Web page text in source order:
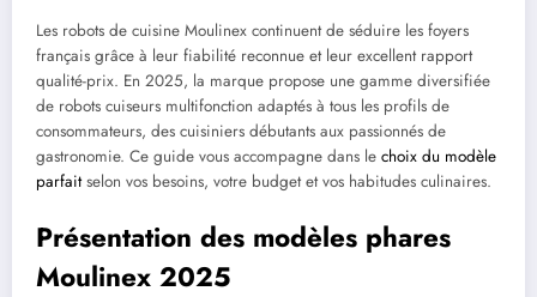
Les robots de cuisine Moulinex continuent de séduire les foyers
français grâce à leur fiabilité reconnue et leur excellent rapport
qualité-prix. En 2025, la marque propose une gamme diversifiée
de robots cuiseurs multifonction adaptés à tous les profils de
consommateurs, des cuisiniers débutants aux passionnés de
gastronomie. Ce guide vous accompagne dans le choix du modèle
parfaitselon vos besoins, votre budget et vos habitudes culinaires.
Présentation des modèles phares
Moulinex 2025